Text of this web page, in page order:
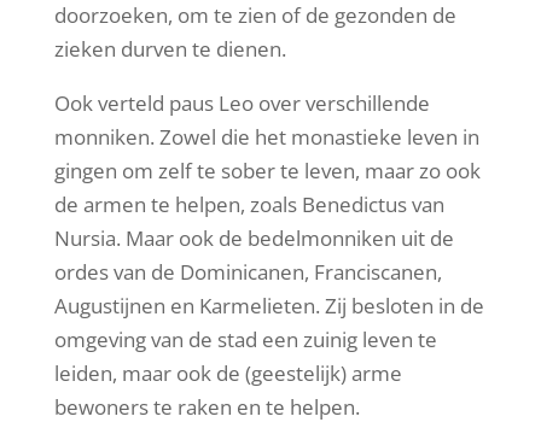
doorzoeken, om te zien of de gezonden de
zieken durven te dienen.
Ook verteld paus Leo over verschillende
monniken. Zowel die het monastieke leven in
gingen om zelf te sober te leven, maar zo ook
de armen te helpen, zoals Benedictus van
Nursia. Maar ook de bedelmonniken uit de
ordes van de Dominicanen, Franciscanen,
Augustijnen en Karmelieten. Zij besloten in de
omgeving van de stad een zuinig leven te
leiden, maar ook de (geestelijk) arme
bewoners te raken en te helpen.